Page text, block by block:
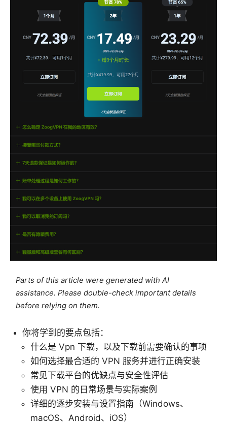
Parts of this article were generated with AI
assistance. Please double-check important details
before relying on them.
你将学到的要点包括：
什么是 Vpn 下载，以及下载前需要确认的事项
如何选择最合适的 VPN 服务并进行正确安装
常见下载平台的优缺点与安全性评估
使用 VPN 的日常场景与实际案例
详细的逐步安装与设置指南（Windows、
macOS、Android、iOS）